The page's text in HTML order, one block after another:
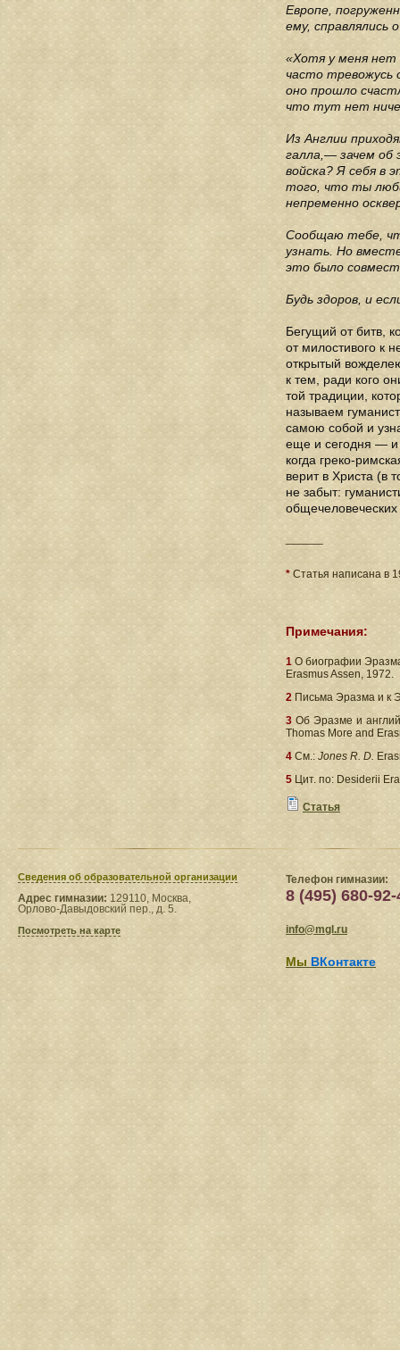
Европе,
ему, справлялись
«Хотя у меня нет
часто тревожусь
оно прошло
что тут нет
Из Англии
галла,— зачем об
войска? Я себя в
того, что ты
непременно
Сообщаю тебе,
узнать. Но
это было
Будь здоров, и
Бегущий от битв,
от милостивого к
открытый
к тем, ради кого
той традиции,
называем
самою собой и
еще и сегодня — и
когда греко-
верит в Христа (в
не забыт:
* Статья написана в
Примечания:
1 О биографии
Erasmus Assen, 1972.
2 Письма Эразма и к
3 Об Эразме и
Thomas More and
4 См.: Jones R. D.
5 Цит. по: Desiderii
Статья
Сведения​ об образовательной организации
Адрес гимназии: 129110, Москва,
Орлово-Давыдовский пер., д. 5.
Посмотреть на карте
Телефон гимназии:
8 (495) 680-92-
info@mgl.ru
Мы ВКонтакте